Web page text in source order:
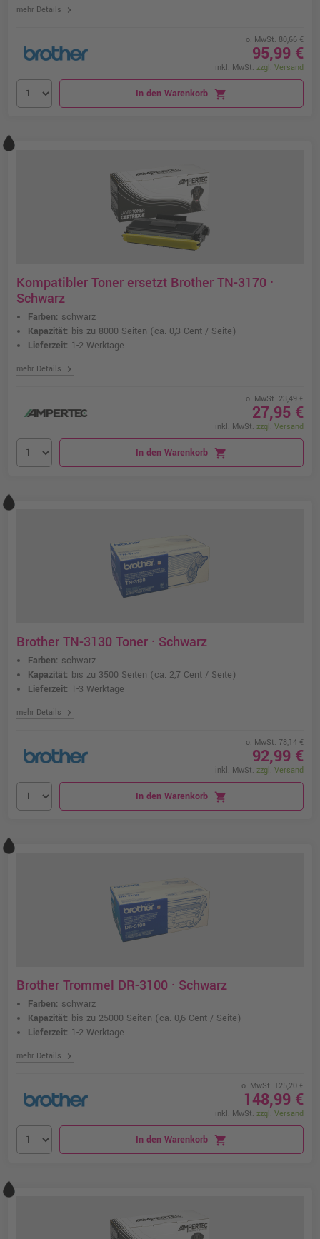
mehr Details chevron_right
o. MwSt. 80,66 €
95,99 €
inkl. MwSt. zzgl. Versand
In den Warenkorb shopping_cart
Kompatibler Toner ersetzt Brother TN-3170 ·
Schwarz
Farben: schwarz
Kapazität: bis zu 8000 Seiten (ca. 0,3 Cent / Seite)
Lieferzeit: 1-2 Werktage
mehr Details chevron_right
o. MwSt. 23,49 €
27,95 €
inkl. MwSt. zzgl. Versand
In den Warenkorb shopping_cart
Brother TN-3130 Toner · Schwarz
Farben: schwarz
Kapazität: bis zu 3500 Seiten (ca. 2,7 Cent / Seite)
Lieferzeit: 1-3 Werktage
mehr Details chevron_right
o. MwSt. 78,14 €
92,99 €
inkl. MwSt. zzgl. Versand
In den Warenkorb shopping_cart
Brother Trommel DR-3100 · Schwarz
Farben: schwarz
Kapazität: bis zu 25000 Seiten (ca. 0,6 Cent / Seite)
Lieferzeit: 1-2 Werktage
mehr Details chevron_right
o. MwSt. 125,20 €
148,99 €
inkl. MwSt. zzgl. Versand
In den Warenkorb shopping_cart